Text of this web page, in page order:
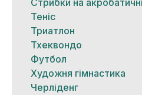
Стрибки на
Теніс
Триатлон
Тхеквондо
Футбол
Художня гімнастика
Черліденг